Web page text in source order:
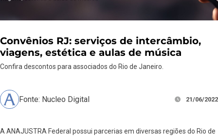
Convênios RJ: serviços de intercâmbio,
viagens, estética e aulas de música
Confira descontos para associados do Rio de Janeiro.
Fonte: Nucleo Digital 21/06/2022
A ANAJUSTRA Federal possui parcerias em diversas regiões do Rio de